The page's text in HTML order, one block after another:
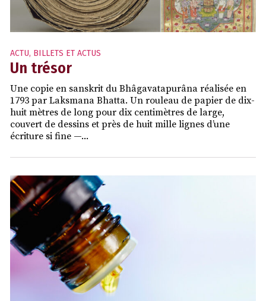
ACTU, BILLETS ET ACTUS
Un trésor
Une copie en sanskrit du Bhâgavatapurâna réalisée en
1793 par Laksmana Bhatta. Un rouleau de papier de dix-
huit mètres de long pour dix centimètres de large,
couvert de dessins et près de huit mille lignes d’une
écriture si fine —...